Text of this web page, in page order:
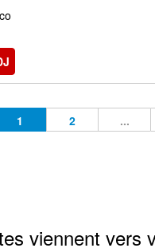
1 2 ...
viennent vers